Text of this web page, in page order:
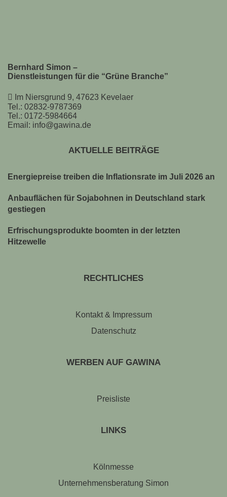
Bernhard Simon –
Dienstleistungen für die “Grüne Branche”
Im Niersgrund 9, 47623 Kevelaer
Tel.: 02832-9787369
Tel.: 0172-5984664
Email: info@gawina.de
AKTUELLE BEITRÄGE
Energiepreise treiben die Inflationsrate im Juli 2026 an
Anbauflächen für Sojabohnen in Deutschland stark
gestiegen
Erfrischungsprodukte boomten in der letzten
Hitzewelle
RECHTLICHES
Kontakt & Impressum
Datenschutz
WERBEN AUF GAWINA
Preisliste
LINKS
Kölnmesse
Unternehmensberatung Simon